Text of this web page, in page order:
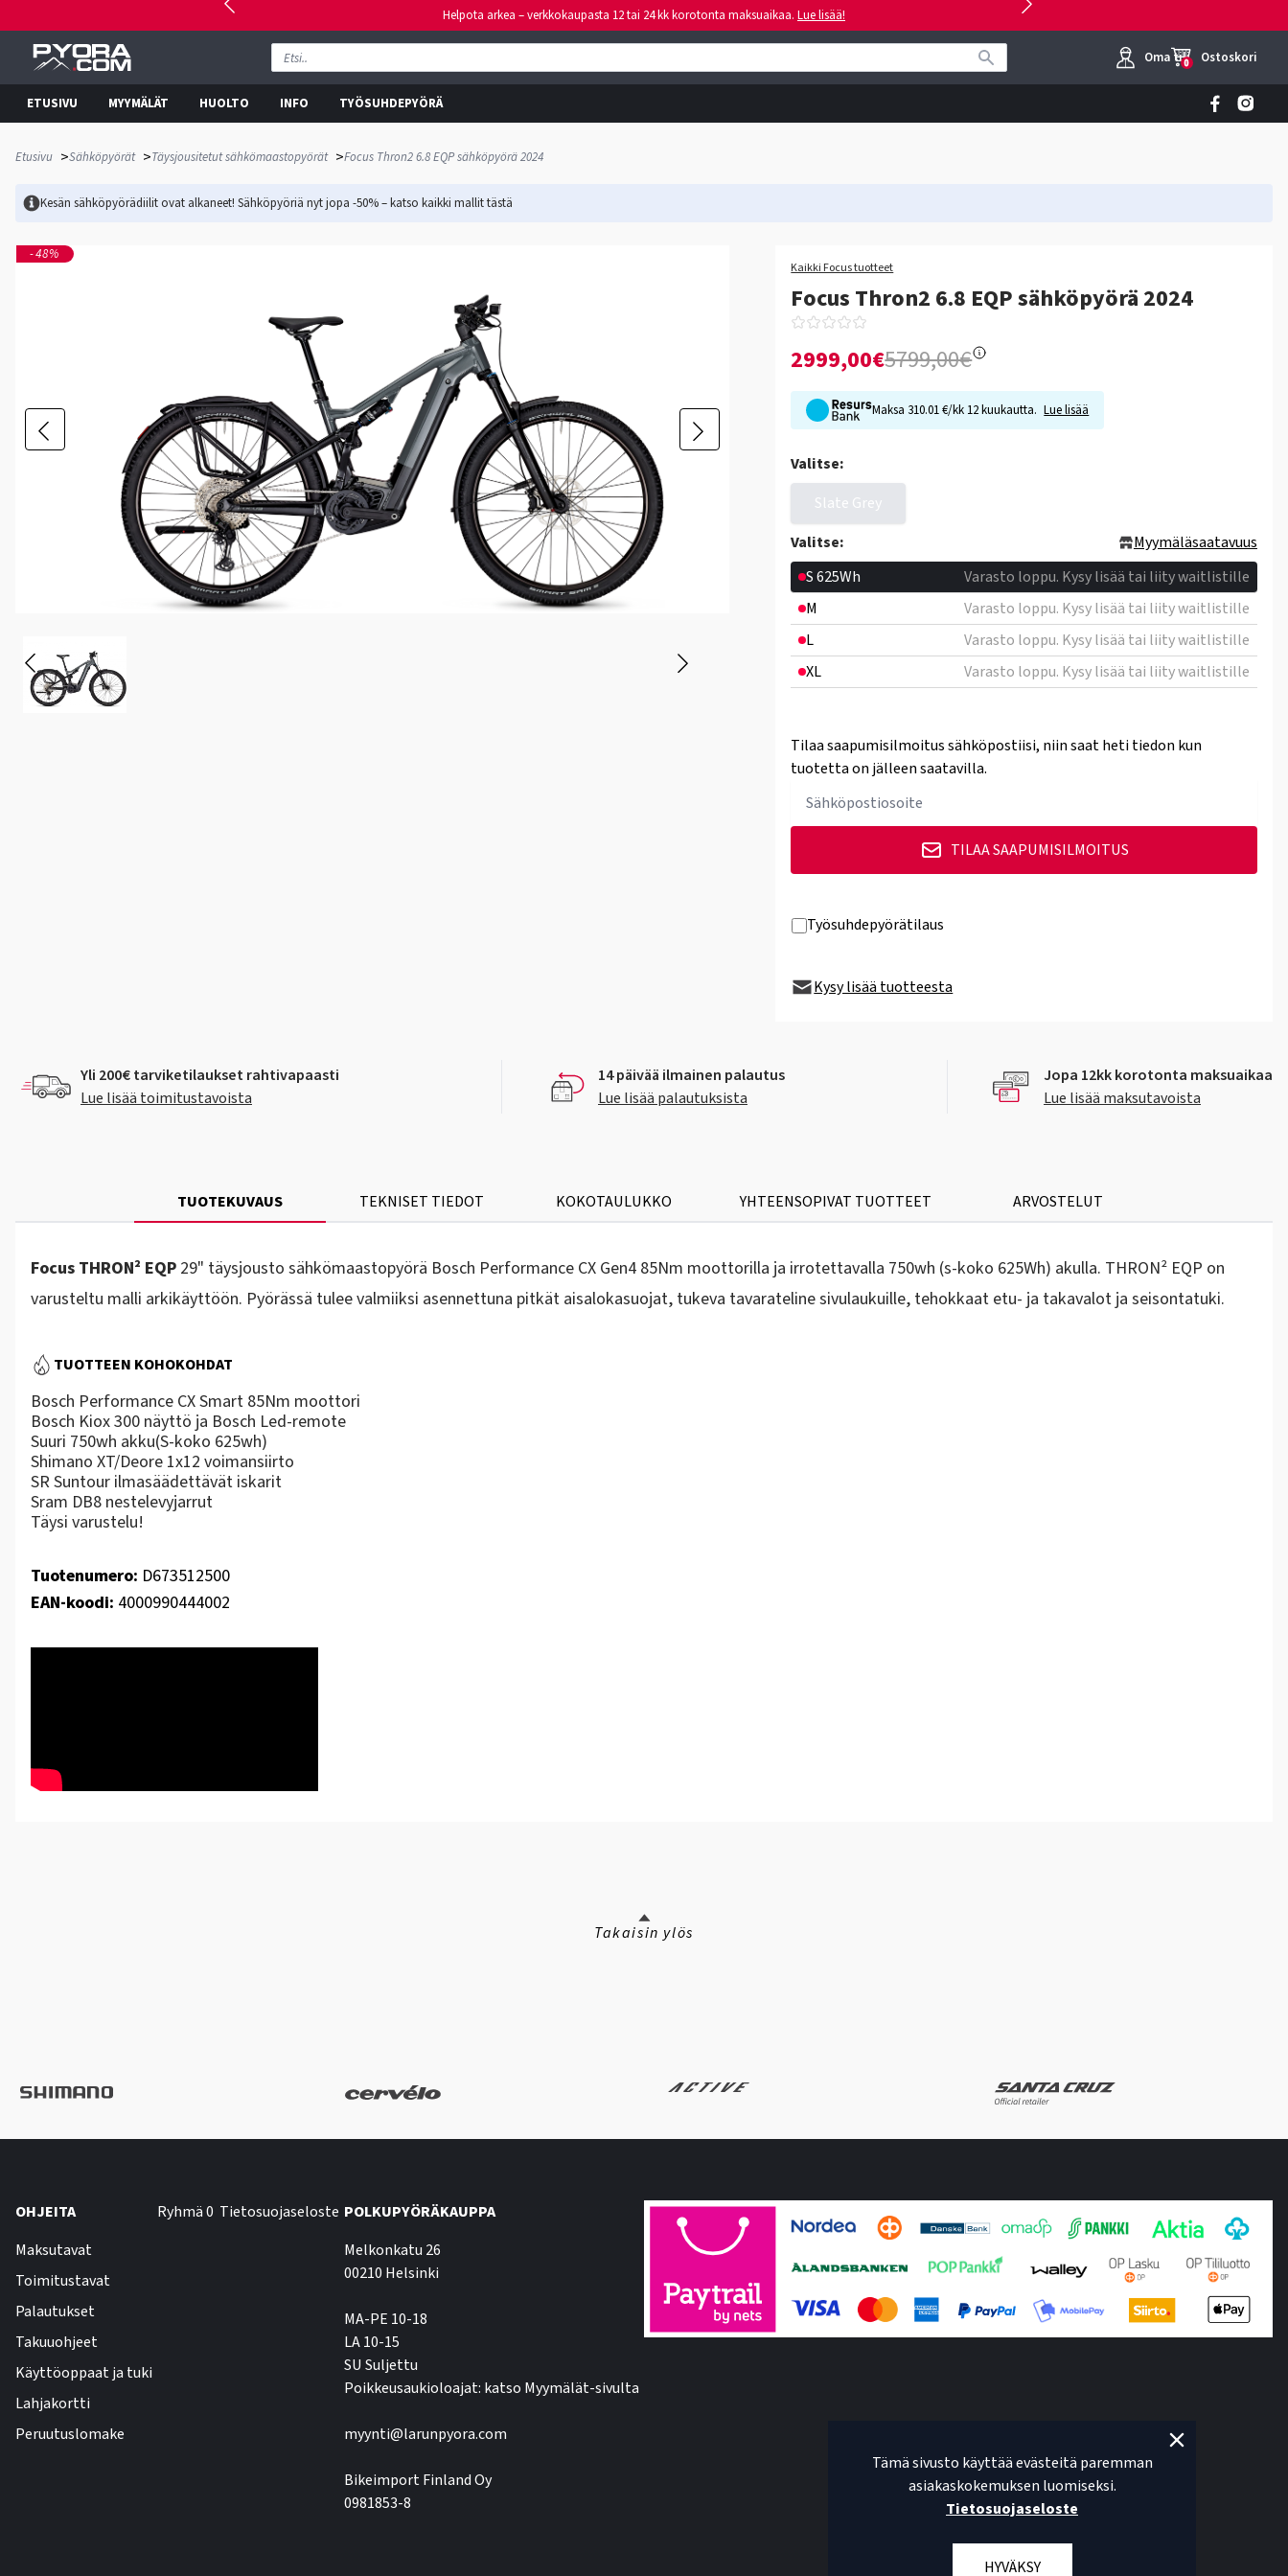
Helpota arkea – verkkokaupasta 12 tai 24 kk korotonta maksuaikaa. Lue lisää!
Oma tili
0 Ostoskori
ETUSIVU MYYMÄLÄT HUOLTO INFO TYÖSUHDEPYÖRÄ
Etusivu >Sähköpyörät >Täysjousitetut sähkömaastopyörät >Focus Thron2 6.8 EQP sähköpyörä 2024
Kesän sähköpyörädiilit ovat alkaneet! Sähköpyöriä nyt jopa -50% – katso kaikki mallittästä
-48%
Kaikki Focus tuotteet
Focus Thron2 6.8 EQP sähköpyörä 2024
2999,00€5799,00€
Maksa 310.01 €/kk 12 kuukautta. Lue lisää
Valitse:
Slate Grey
Valitse:
Myymäläsaatavuus
S 625Wh
Varasto loppu. Kysy lisää tai liity waitlistille
M
Varasto loppu. Kysy lisää tai liity waitlistille
L
Varasto loppu. Kysy lisää tai liity waitlistille
XL
Varasto loppu. Kysy lisää tai liity waitlistille
Tilaa saapumisilmoitus sähköpostiisi, niin saat heti tiedon kun
tuotetta on jälleen saatavilla.
TILAA SAAPUMISILMOITUS
Työsuhdepyörätilaus
Kysy lisää tuotteesta
Yli 200€ tarviketilaukset rahtivapaasti
Lue lisää toimitustavoista
14 päivää ilmainen palautus
Lue lisää palautuksista
Jopa 12kk korotonta maksuaikaa
Lue lisää maksutavoista
TUOTEKUVAUS TEKNISET TIEDOT KOKOTAULUKKO YHTEENSOPIVAT TUOTTEET ARVOSTELUT
Focus THRON² EQP 29" täysjousto sähkömaastopyörä Bosch Performance CX Gen4 85Nm moottorilla ja irrotettavalla 750wh (s-koko 625Wh) akulla. THRON² EQP on
varusteltu malli arkikäyttöön. Pyörässä tulee valmiiksi asennettuna pitkät aisalokasuojat, tukeva tavarateline sivulaukuille, tehokkaat etu- ja takavalot ja seisontatuki.
TUOTTEEN KOHOKOHDAT
Bosch Performance CX Smart 85Nm moottori
Bosch Kiox 300 näyttö ja Bosch Led-remote
Suuri 750wh akku(S-koko 625wh)
Shimano XT/Deore 1x12 voimansiirto
SR Suntour ilmasäädettävät iskarit
Sram DB8 nestelevyjarrut
Täysi varustelu!
Tuotenumero: D673512500
EAN-koodi: 4000990444002
Takaisin ylös
OHJEITA
Maksutavat
Toimitustavat
Palautukset
Takuuohjeet
Käyttöoppaat ja tuki
Lahjakortti
Peruutuslomake
Ryhmä 0 Tietosuojaseloste POLKUPYÖRÄKAUPPA
Melkonkatu 26
00210 Helsinki
MA-PE 10-18
LA 10-15
SU Suljettu
Poikkeusaukioloajat: katso Myymälät-sivulta
myynti@larunpyora.com
Bikeimport Finland Oy
0981853-8
Tämä sivusto käyttää evästeitä paremman
asiakaskokemuksen luomiseksi.
Tietosuojaseloste
HYVÄKSY